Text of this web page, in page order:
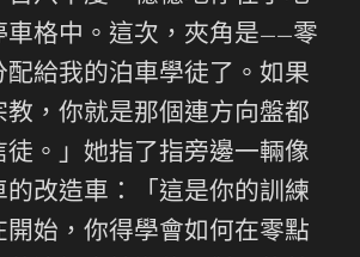
車格中。這次，夾角是——零
配給我的泊車學徒了。如果
教，你就是那個連方向盤都
徒。」她指了指旁邊一輛像
的改造車：「這是你的訓練
開始，你得學會如何在零點